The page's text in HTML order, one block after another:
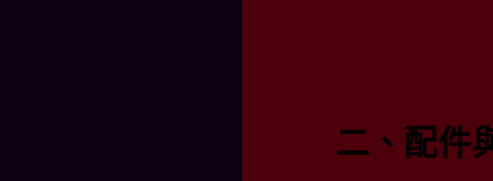
二、配件